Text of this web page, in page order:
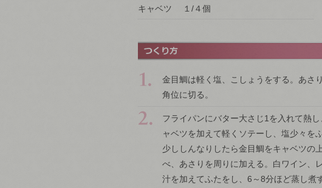
キャベツ １/４個
金目鯛は軽く塩、こしょうをする。あさ
角位に切る。
フライパンにバター大さじ1を入れて熱し
ャベツを加えて軽くソテーし、塩少々をふ
少ししんなりしたら金目鯛をキャベツの
べ、あさりを周りに加える。白ワイン、
汁を加えてふたをし、6～8分ほど蒸し煮